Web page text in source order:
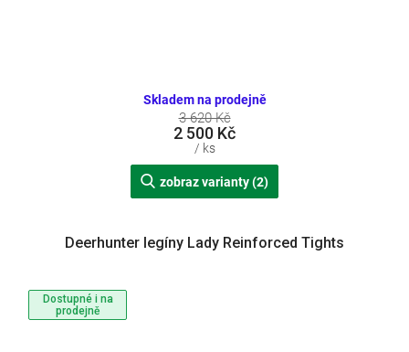
Skladem na prodejně
3 620 Kč
2 500 Kč
/ ks
zobraz varianty (2)
Dostupné i na
prodejně
Deerhunter legíny Lady Reinforced Tights